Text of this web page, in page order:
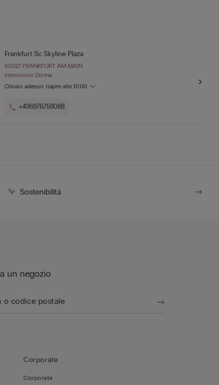
Frankfurt Sc Skyline Plaza
60327 FRANKFURT AM MAIN
Intimissimi Donna
Chiuso adesso riapre alle 10:00
+496976758088
Sostenibilità
un negozio
Corporate
Corporate